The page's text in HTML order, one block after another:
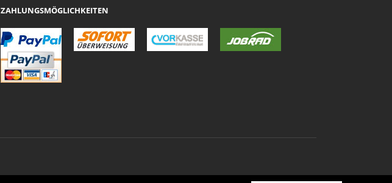
ZAHLUNGSMÖGLICHKEITEN